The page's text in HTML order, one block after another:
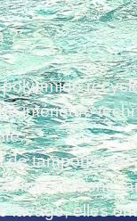
?
intérieure
de tampons,
carbone
elles